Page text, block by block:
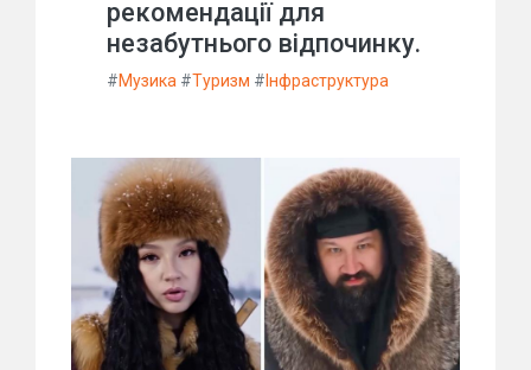
рекомендації для
незабутнього відпочинку.
#Музика #Туризм # Інфраструктура